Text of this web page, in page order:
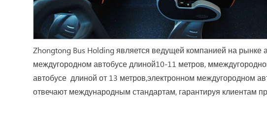
Zhongtong Bus Holding является ведущей компанией на рынке
междугородном автобусе длиной10-11 метров,
автобусе длиной от 13 метров,электронном междугородном
отвечают международным стандартам, гарантируя клиентам